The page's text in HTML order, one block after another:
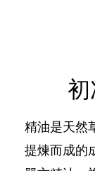
初
精油是天然
提煉而成的